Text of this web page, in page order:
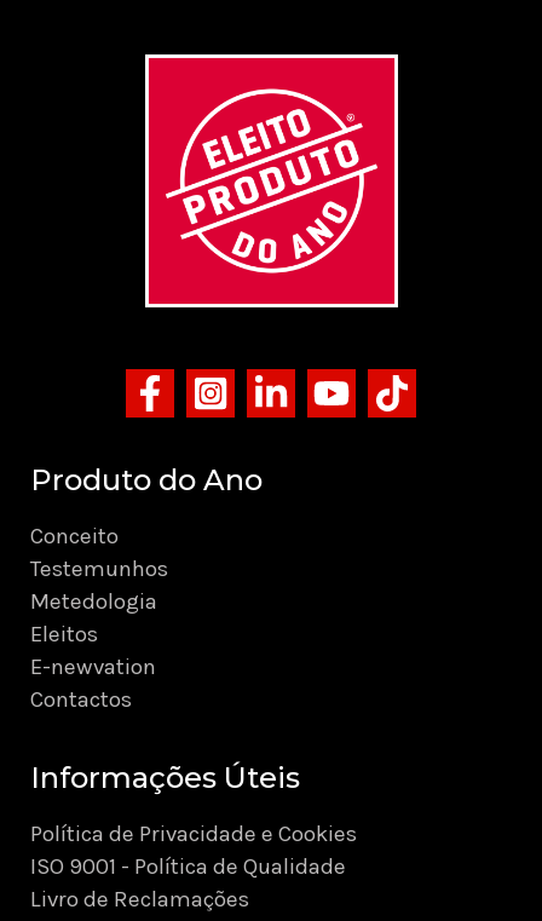
Produto do Ano
Conceito
Testemunhos
Metedologia
Eleitos
E-newvation
Contactos
Informações Úteis
Política de Privacidade e Cookies
ISO 9001 - Política de Qualidade
Livro de Reclamações